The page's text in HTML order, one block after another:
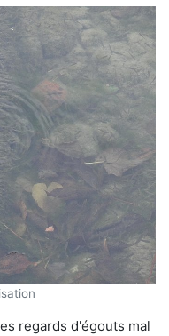
regards d'égouts mal